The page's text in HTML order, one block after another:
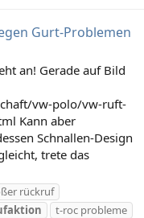
Gurt-Problemen
an! Gerade auf Bild
vw-polo/vw-ruft-
Kann aber
Schnallen-Design
trete das
rückruf
t-roc probleme